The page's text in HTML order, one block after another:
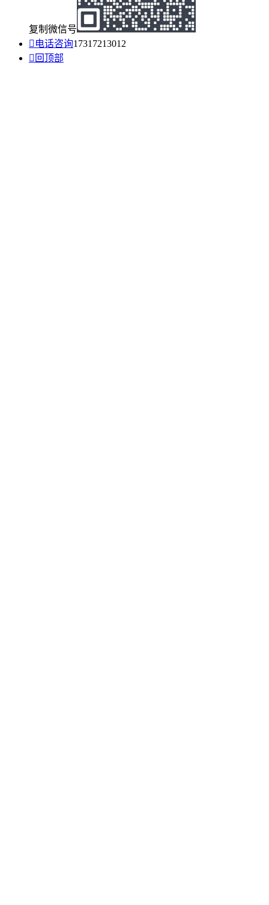
复制微信号
 电话咨询17317213012
 回顶部